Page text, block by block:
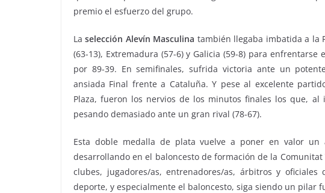
premio el esfuerzo del grupo.
La selección Alevín Masculina también llegaba imbatida a la
(63-13), Extremadura (57-6) y Galicia (59-8) para
por 89-39. En semifinales, sufrida victoria ante un
ansiada Final frente a Cataluña. Y pese al excelente
Plaza, fueron los nervios de los minutos finales los que,
pesando demasiado ante un gran rival (78-67).
Esta doble medalla de plata vuelve a poner en valor
desarrollando en el baloncesto de formación de la
clubes, jugadores/as, entrenadores/as, árbitros y
deporte, y especialmente el baloncesto, siga siendo un pilar